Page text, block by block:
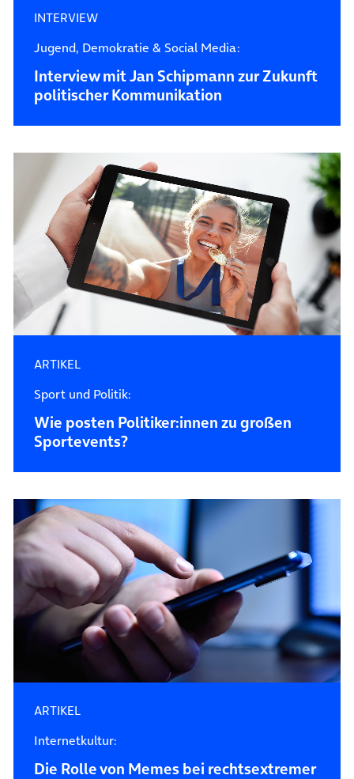
INTERVIEW
Jugend, Demokratie & Social Media:
Interview mit Jan Schipmann zur Zukunft
politischer Kommunikation
ARTIKEL
Sport und Politik:
Wie posten Politiker:innen zu großen
Sportevents?
ARTIKEL
Internetkultur:
Die Rolle von Memes bei rechtsextremer